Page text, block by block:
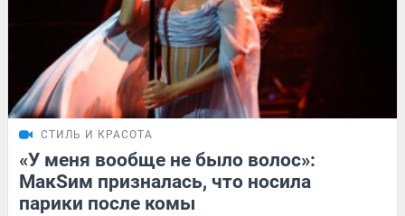
СТИЛЬ И КРАСОТА
«У меня вообще не было волос»:
МакSим призналась, что носила
парики после комы